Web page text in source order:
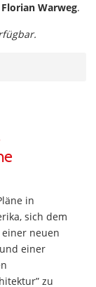
Florian Warweg.
in
sich dem
neuen
einer
zu